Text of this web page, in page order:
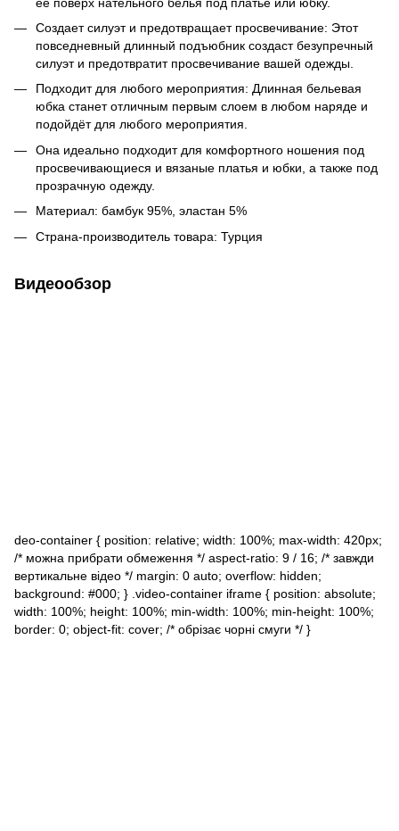
Создает силуэт и предотвращает просвечивание: Этот
повседневный длинный подъюбник создаст безупречный
силуэт и предотвратит просвечивание вашей одежды.
Подходит для любого мероприятия: Длинная бельевая
юбка станет отличным первым слоем в любом наряде и
подойдёт для любого мероприятия.
Она идеально подходит для комфортного ношения под
просвечивающиеся и вязаные платья и юбки, а также под
прозрачную одежду.
Материал: бамбук 95%, эластан 5%
Страна-производитель товара: Турция
Видеообзор
deo-container { position: relative; width: 100%; max-width: 420px;
/* можна прибрати обмеження */ aspect-ratio: 9 / 16; /* завжди
вертикальне відео */ margin: 0 auto; overflow: hidden;
background: #000; } .video-container iframe { position: absolute;
width: 100%; height: 100%; min-width: 100%; min-height: 100%;
border: 0; object-fit: cover; /* обрізає чорні смуги */ }